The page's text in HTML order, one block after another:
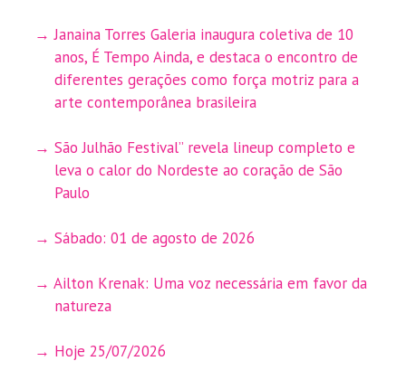
Janaina Torres Galeria inaugura coletiva de 10
anos, É Tempo Ainda, e destaca o encontro de
diferentes gerações como força motriz para a
arte contemporânea brasileira
São Julhão Festival” revela lineup completo e
leva o calor do Nordeste ao coração de São
Paulo
Sábado: 01 de agosto de 2026
Ailton Krenak: Uma voz necessária em favor da
natureza
Hoje 25/07/2026